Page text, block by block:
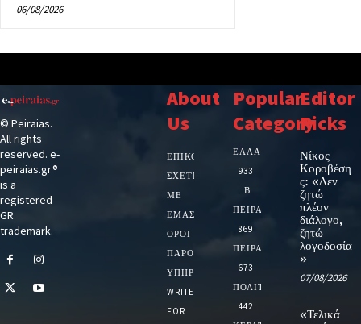
06/08/2026
© Peiraias.
All rights
reserved. e-
peiraias.gr®
is a
registered
GR
trademark.
About
Us
ΕΠΙΚΟΙΝΩΝΙΑ
ΣΧΕΤΙΚΆ
ΜΕ
ΕΜΆΣ
ΌΡΟΙ
ΠΑΡΟΧΉΣ
ΥΠΗΡΕΣΙΏΝ
WRITE
FOR
Popular
Category
ΕΛΛΑΔΑ
933
Β
ΠΕΙΡΑΙΑ
869
ΠΕΙΡΑΙΑΣ
673
ΠΟΛΙΤΙΚΗ
442
Editor
Picks
Νίκος
Κοροβέση
ς: «Δεν
ζητώ
πλέον
διάλογο,
ζητώ
λογοδοσία
»
07/08/2026
«Τελικά